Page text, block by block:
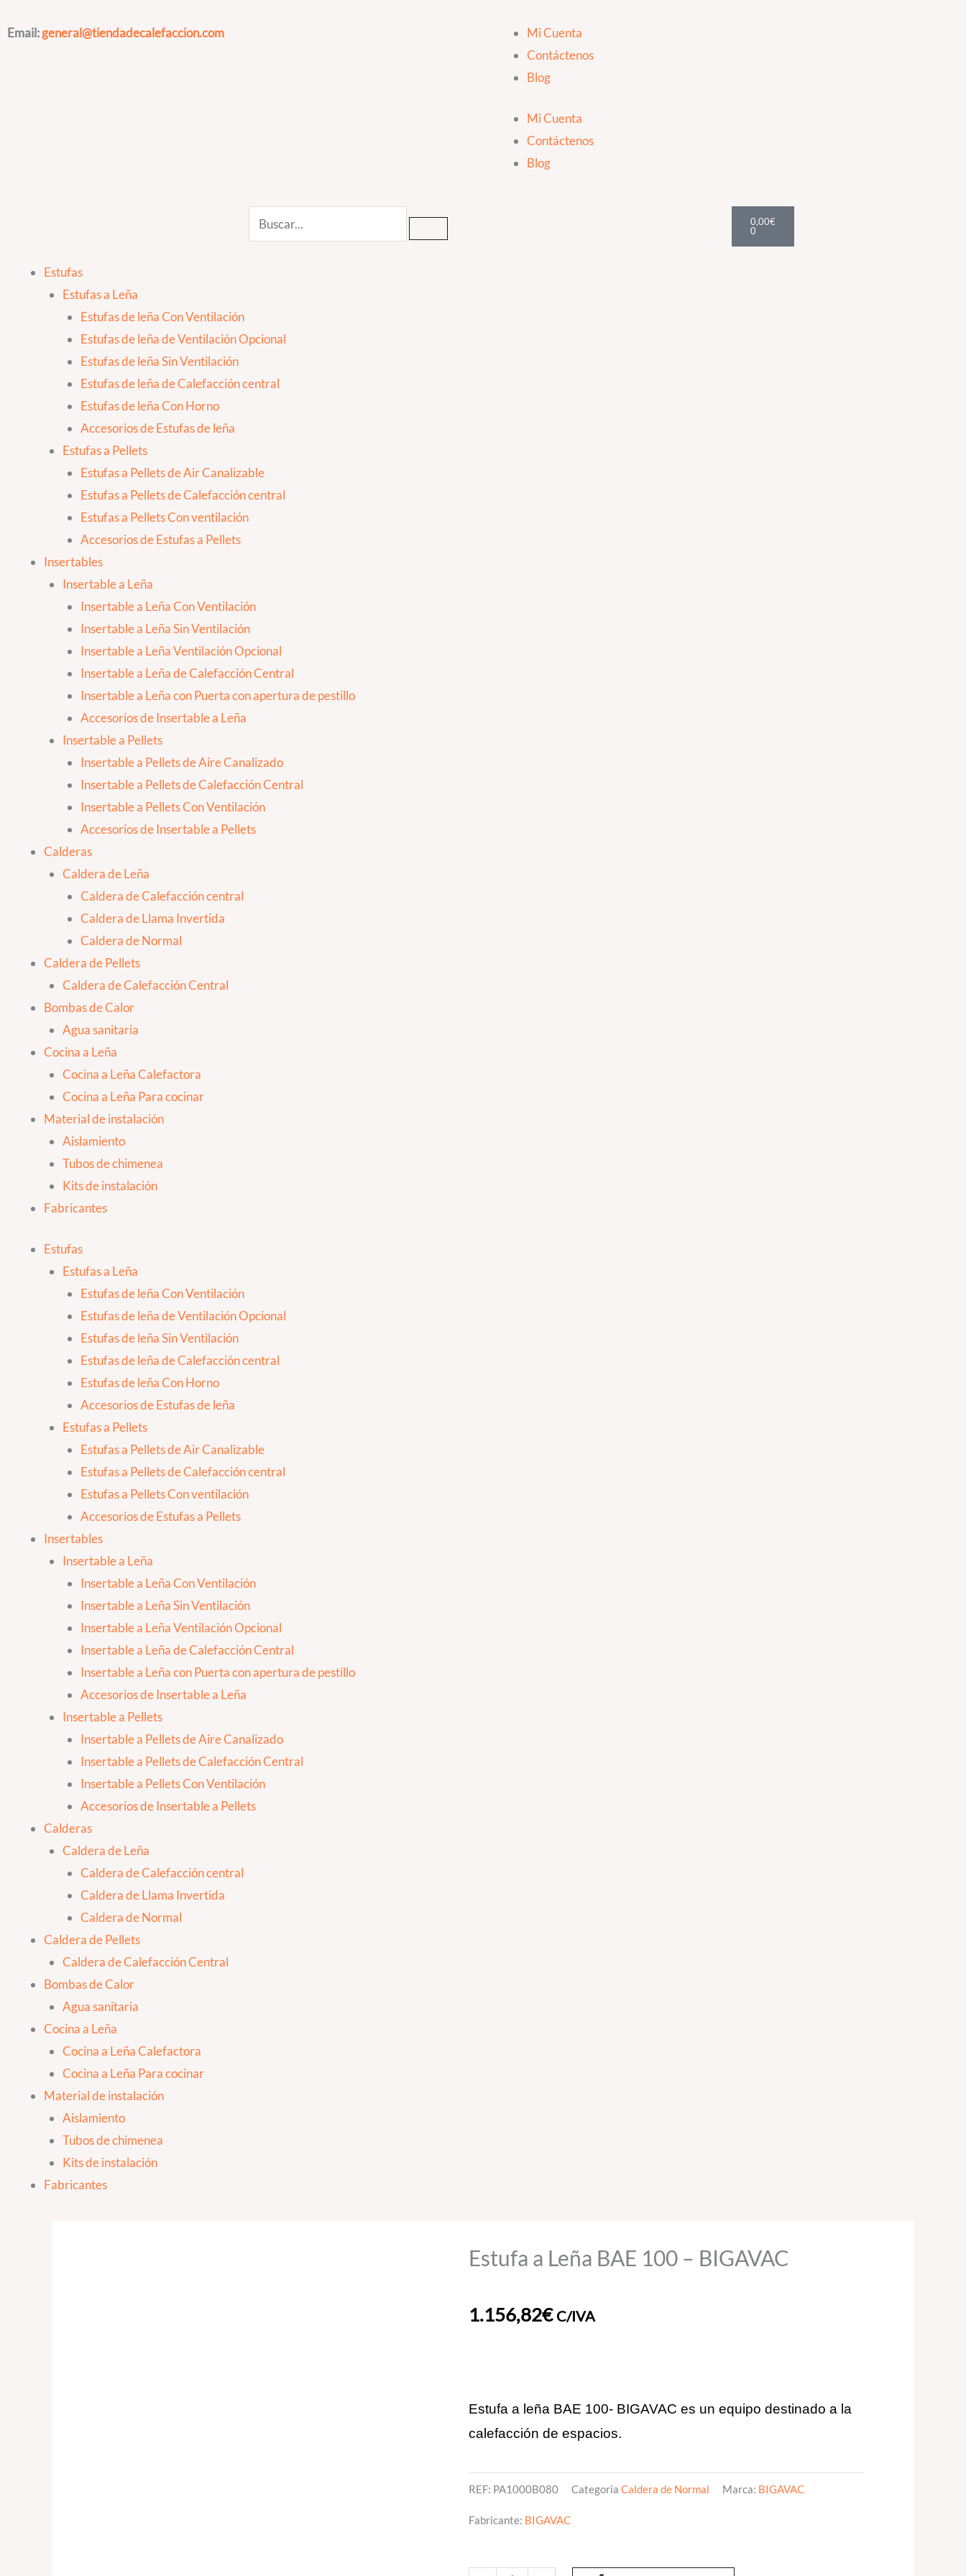
Email:general@tiendadecalefaccion.com
Mi Cuenta
Contáctenos
Blog
Mi Cuenta
Contáctenos
Blog
Search 0,00€
0
Cart
Estufas
Estufas a Leña
Estufas de leña Con Ventilación
Estufas de leña de Ventilación Opcional
Estufas de leña Sin Ventilación
Estufas de leña de Calefacción central
Estufas de leña Con Horno
Accesorios de Estufas de leña
Estufas a Pellets
Estufas a Pellets de Air Canalizable
Estufas a Pellets de Calefacción central
Estufas a Pellets Con ventilación
Accesorios de Estufas a Pellets
Insertables
Insertable a Leña
Insertable a Leña Con Ventilación
Insertable a Leña Sin Ventilación
Insertable a Leña Ventilación Opcional
Insertable a Leña de Calefacción Central
Insertable a Leña con Puerta con apertura de pestillo
Accesorios de Insertable a Leña
Insertable a Pellets
Insertable a Pellets de Aire Canalizado
Insertable a Pellets de Calefacción Central
Insertable a Pellets Con Ventilación
Accesorios de Insertable a Pellets
Calderas
Caldera de Leña
Caldera de Calefacción central
Caldera de Llama Invertida
Caldera de Normal
Caldera de Pellets
Caldera de Calefacción Central
Bombas de Calor
Agua sanitaria
Cocina a Leña
Cocina a Leña Calefactora
Cocina a Leña Para cocinar
Material de instalación
Aislamiento
Tubos de chimenea
Kits de instalación
Fabricantes
Estufas
Estufas a Leña
Estufas de leña Con Ventilación
Estufas de leña de Ventilación Opcional
Estufas de leña Sin Ventilación
Estufas de leña de Calefacción central
Estufas de leña Con Horno
Accesorios de Estufas de leña
Estufas a Pellets
Estufas a Pellets de Air Canalizable
Estufas a Pellets de Calefacción central
Estufas a Pellets Con ventilación
Accesorios de Estufas a Pellets
Insertables
Insertable a Leña
Insertable a Leña Con Ventilación
Insertable a Leña Sin Ventilación
Insertable a Leña Ventilación Opcional
Insertable a Leña de Calefacción Central
Insertable a Leña con Puerta con apertura de pestillo
Accesorios de Insertable a Leña
Insertable a Pellets
Insertable a Pellets de Aire Canalizado
Insertable a Pellets de Calefacción Central
Insertable a Pellets Con Ventilación
Accesorios de Insertable a Pellets
Calderas
Caldera de Leña
Caldera de Calefacción central
Caldera de Llama Invertida
Caldera de Normal
Caldera de Pellets
Caldera de Calefacción Central
Bombas de Calor
Agua sanitaria
Cocina a Leña
Cocina a Leña Calefactora
Cocina a Leña Para cocinar
Material de instalación
Aislamiento
Tubos de chimenea
Kits de instalación
Fabricantes
Estufa a Leña BAE 100 – BIGAVAC
1.156,82€ C/IVA
Estufa a leña BAE 100- BIGAVAC es un equipo destinado a la
calefacción de espacios.
REF: PA1000B080 Categoria Caldera de Normal Marca: BIGAVAC
Fabricante: BIGAVAC